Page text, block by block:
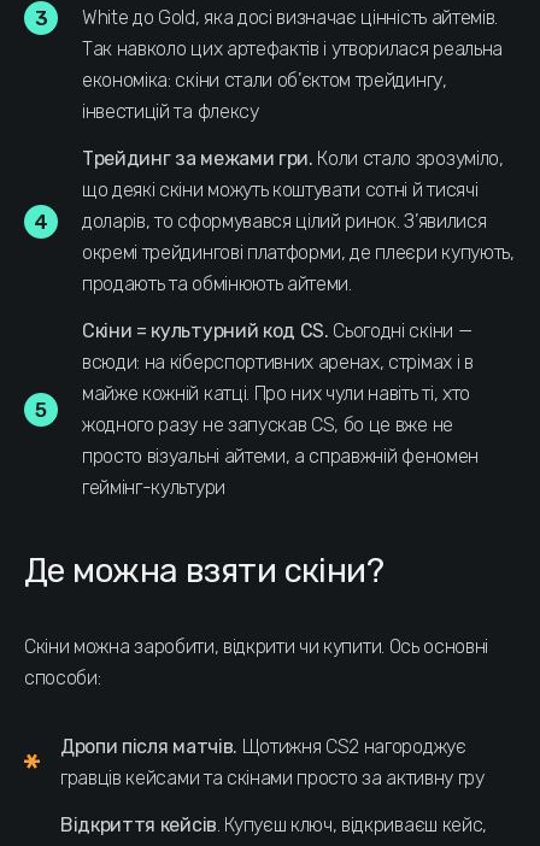
White до Gold, яка досі визначає цінність айтемів.
Так навколо цих артефактів і утворилася реальна
економіка: скіни стали об’єктом трейдингу,
інвестицій та флексу
Трейдинг за межами гри. Коли стало зрозуміло,
що деякі скіни можуть коштувати сотні й тисячі
доларів, то сформувався цілий ринок. З’явилися
окремі трейдингові платформи, де плеєри купують,
продають та обмінюють айтеми.
Скіни = культурний код CS. Сьогодні скіни —
всюди: на кіберспортивних аренах, стрімах і в
майже кожній катці. Про них чули навіть ті, хто
жодного разу не запускав CS, бо це вже не
просто візуальні айтеми, а справжній феномен
геймінг-культури
Де можна взяти скіни?
Скіни можна заробити, відкрити чи купити. Ось основні
способи:
Дропи після матчів. Щотижня CS2 нагороджує
гравців кейсами та скінами просто за активну гру
Відкриття кейсів. Купуєш ключ, відкриваєш кейс,